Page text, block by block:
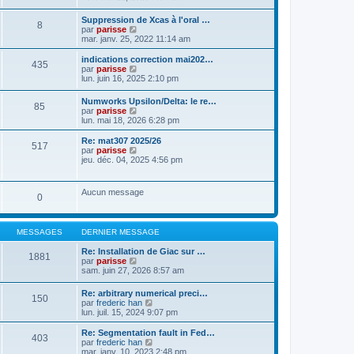
a
g
e
e
r
e
d
e
n
i
e
m
s
s
a
g
s
u
l
t
e
r
l
e
d
e
r
n
i
e
r
m
e
a
e
8
Suppression de Xcas à l'oral …
par parisse
o
n
s
l
e
r
e
d
e
n
e
r
m
s
s
a
e
mar. janv. 25, 2022 11:14 am
435
indications correction mai202…
par parisse
o
u
l
t
e
r
e
e
r
e
r
e
s
s
a
g
e
lun. juin 16, 2025 2:10 pm
85
Numworks Upsilon/Delta: le re…
par parisse
o
n
s
l
l
d
e
r
n
i
r
m
e
s
s
a
e
lun. mai 18, 2026 6:28 pm
517
Re: mat307 2025/26
par parisse
o
l
e
r
l
e
d
r
n
i
e
r
m
e
s
s
jeu. déc. 04, 2025 4:56 pm
0 Aucun message
MESSAGES DERNIER MESSAGE
1881
Re: Installation de Giac sur …
par parisse
o
u
l
t
e
r
l
sam. juin 27, 2026 8:57 am
150
Re: arbitrary numerical preci…
par frederic han
o
n
s
lun. juil. 15, 2024 9:07 pm
403
Re: Segmentation fault in Fed…
par frederic han
o
mar. janv. 10, 2023 2:48 pm